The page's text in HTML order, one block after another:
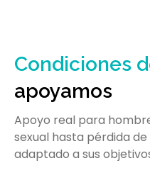
Condiciones
apoyamos
Apoyo real para
sexual hasta pérdida
adaptado a sus